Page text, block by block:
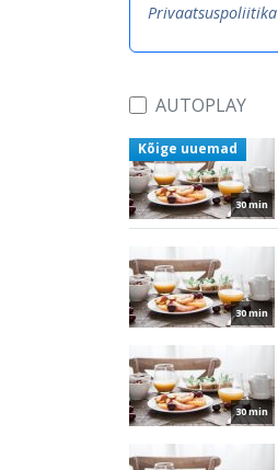
Privaatsuspoliitika
AUTOPLAY
30 min
Kõige uuemad
30 min
30 min